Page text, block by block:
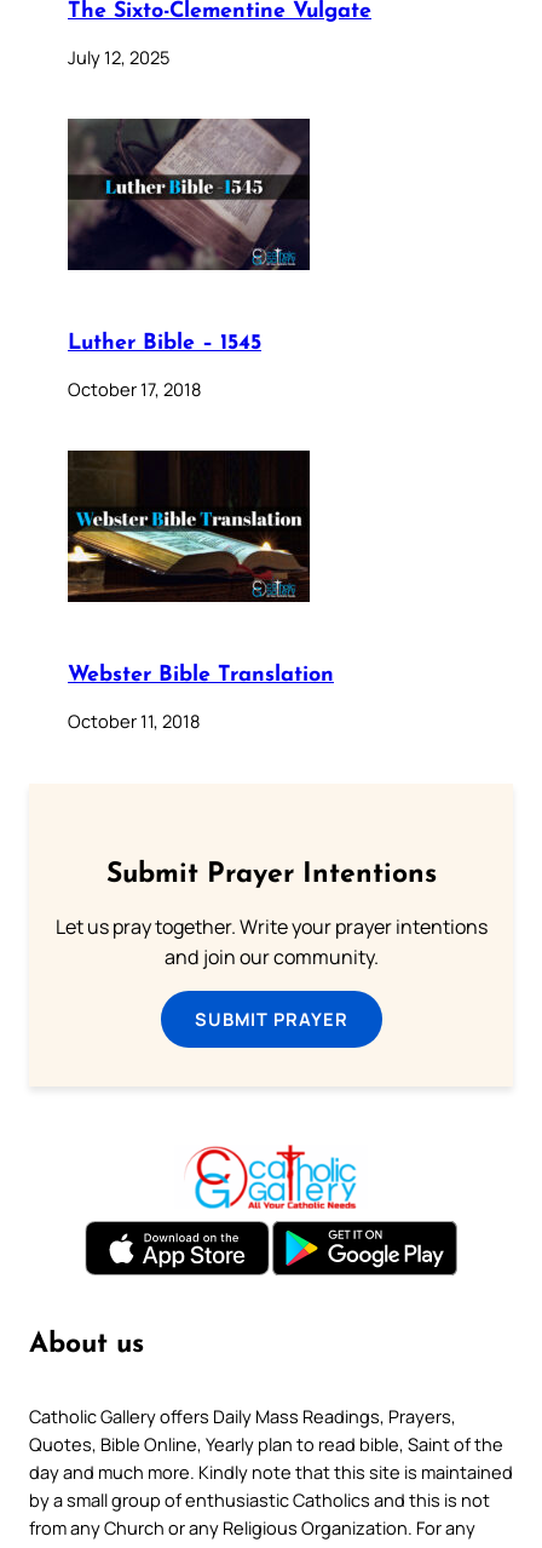
The Sixto-Clementine Vulgate
July 12, 2025
Luther Bible – 1545
October 17, 2018
Webster Bible Translation
October 11, 2018
Submit Prayer Intentions
Let us pray together. Write your prayer intentions
and join our community.
SUBMIT PRAYER
About us
Catholic Gallery offers Daily Mass Readings, Prayers,
Quotes, Bible Online, Yearly plan to read bible, Saint of the
day and much more. Kindly note that this site is maintained
by a small group of enthusiastic Catholics and this is not
from any Church or any Religious Organization. For any